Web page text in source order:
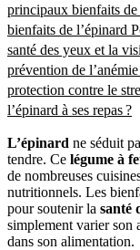
principaux bienfaits de
bienfaits de l’épinard
santé des yeux et la
prévention de l’anémie
protection contre le
l’épinard à ses repas ?
L’épinard ne séduit
tendre. Ce légume à
de nombreuses
nutritionnels. Les
pour soutenir la santé
simplement varier son
dans son alimentation.